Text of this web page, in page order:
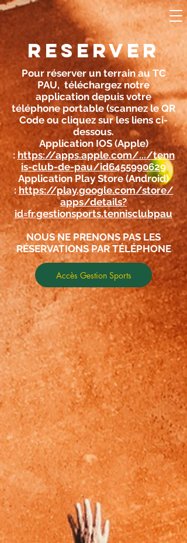
RESERVER
Pour réserver un terrain au TC
PAU, téléchargez notre
application depuis votre
téléphone portable (scannez le QR
Code ou cliquez sur les liens ci-
dessous.
Application IOS (Apple)
:https://apps.apple.com/.../tenn
is-club-de-pau/id6455990629
Application Play Store (Android)
: https://play.google.com/store/
apps/details?
id=fr.gestionsports.tennisclubpau
NOUS NE PRENONS PAS LES
RÉSERVATIONS PAR TÉLÉPHONE
Accès Gestion Sports